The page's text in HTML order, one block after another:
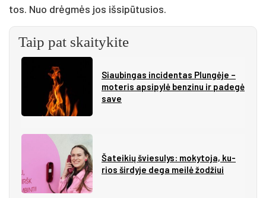
tos. Nuo drėg­mės jos iš­si­pū­tu­sios.
Taip pat skaitykite
Siau­bin­gas in­ci­den­tas Plun­gė­je –
mo­te­ris ap­si­py­lė ben­zi­nu ir pa­de­gė
sa­ve
Ša­tei­kių švie­su­lys: mo­ky­to­ja, ku­
rios šir­dy­je de­ga mei­lė žo­džiui